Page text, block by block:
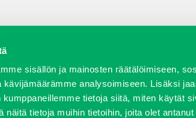
sisällön ja mainosten räätälöimiseen,
analysoimiseen. Lisäksi
tietoja siitä, miten käytät
näitä tietoja muihin tietoihin, joita olet
Verkkokauppa JT Vuokrakone